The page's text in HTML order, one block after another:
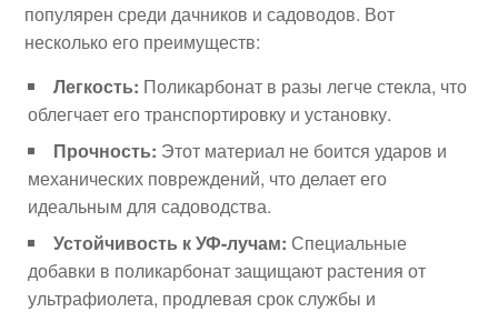
популярен среди дачников и садоводов. Вот
несколько его преимуществ:
Легкость: Поликарбонат в разы легче стекла, что
облегчает его транспортировку и установку.
Прочность: Этот материал не боится ударов и
механических повреждений, что делает его
идеальным для садоводства.
Устойчивость к УФ-лучам: Специальные
добавки в поликарбонат защищают растения от
ультрафиолета, продлевая срок службы и